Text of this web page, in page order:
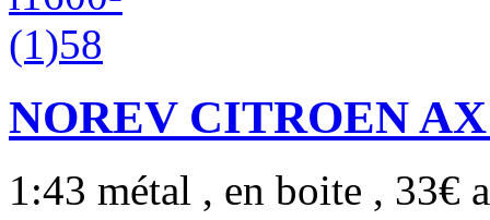
NOREV CITROEN
1:43 métal , en boite , 33€